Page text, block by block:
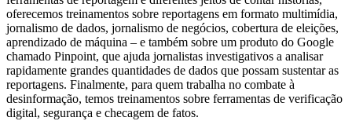
oferecemos treinamentos sobre reportagens em formato multimídia,
jornalismo de dados, jornalismo de negócios, cobertura de eleições,
aprendizado de máquina – e também sobre um produto do Google
chamado Pinpoint, que ajuda jornalistas investigativos a analisar
rapidamente grandes quantidades de dados que possam sustentar as
reportagens. Finalmente, para quem trabalha no combate à
desinformação, temos treinamentos sobre ferramentas de verificação
digital, segurança e checagem de fatos.